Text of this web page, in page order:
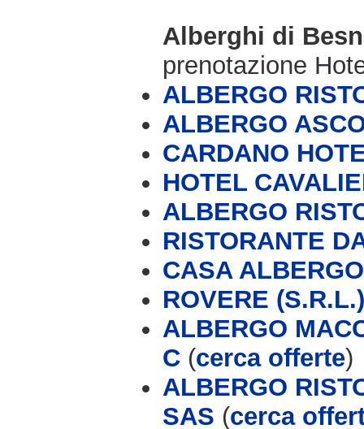
Alberghi di
prenotazione
ALBERGO
ALBERGO
CARDANO
HOTEL
ALBERGO
RISTORANTE
CASA
ROVERE (S.R.L.)
ALBERGO
C (cerca offerte)
ALBERGO
SAS (cerca